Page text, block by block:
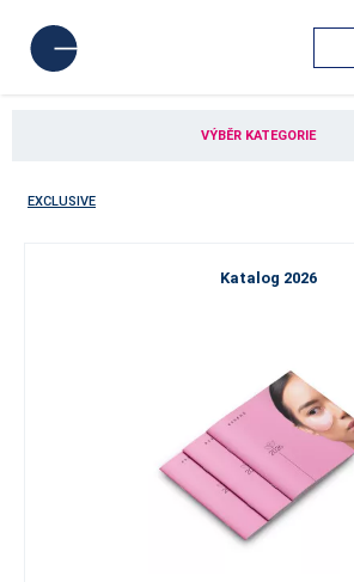
VÝBĚR KATEGORIE
EXCLUSIVE
Katalog 2026